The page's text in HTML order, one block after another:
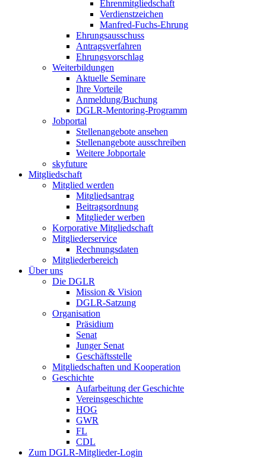
Ehrenmitgliedschaft
Verdienstzeichen
Manfred-Fuchs-Ehrung
Ehrungsausschuss
Antragsverfahren
Ehrungsvorschlag
Weiterbildungen
Aktuelle Seminare
Ihre Vorteile
Anmeldung/Buchung
DGLR-Mentoring-Programm
Jobportal
Stellenangebote ansehen
Stellenangebote ausschreiben
Weitere Jobportale
skyfuture
Mitgliedschaft
Mitglied werden
Mitgliedsantrag
Beitragsordnung
Mitglieder werben
Korporative Mitgliedschaft
Mitgliederservice
Rechnungsdaten
Mitgliederbereich
Über uns
Die DGLR
Mission & Vision
DGLR-Satzung
Organisation
Präsidium
Senat
Junger Senat
Geschäftsstelle
Mitgliedschaften und Kooperation
Geschichte
Aufarbeitung der Geschichte
Vereinsgeschichte
HOG
GWR
FL
CDL
Zum DGLR-Mitglieder-Login